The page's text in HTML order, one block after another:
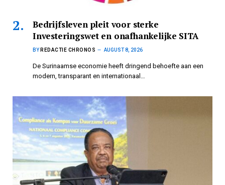
Bedrijfsleven pleit voor sterke
Investeringswet en onafhankelijke SITA
BY REDACTIE CHRONOS AUGUST 8, 2026
De Surinaamse economie heeft dringend behoefte aan een
modern, transparant en internationaal…